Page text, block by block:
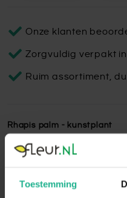
Toestemming
Onze klanten
Zorgvuldig verpakt in
Ruim assortiment,
Rhapis palm - kunstplant
Deze Rhapis kunstplant is
daglicht komt.